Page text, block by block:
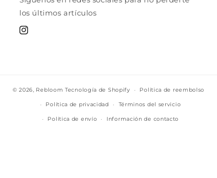
los últimos artículos
Instagram
© 2026, Rebloom Tecnología de Shopify Política de reembolso
Política de privacidad Términos del servicio
Política de envío Información de contacto